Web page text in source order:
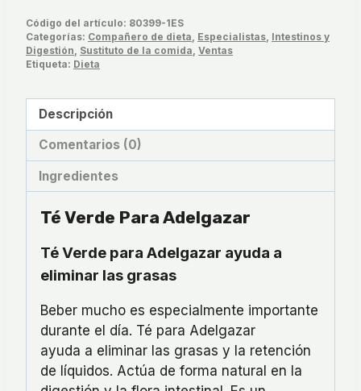
Código del artículo: 80399-1ES
Categorías: Compañero de dieta, Especialistas, Intestinos y
Digestión, Sustituto de la comida, Ventas
Etiqueta: Dieta
Descripción
Comentarios (0)
Ingredientes
Té Verde Para Adelgazar
Té Verde para Adelgazar ayuda a
eliminar las grasas
Beber mucho es especialmente importante
durante el día. Té para Adelgazar
ayuda a eliminar las grasas y la retención
de líquidos. Actúa de forma natural en la